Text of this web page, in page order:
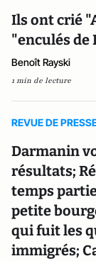
Ils ont crié
"enculés de
Benoît Rayski
1 min de lecture
REVUE DE
Darmanin
résultats;
temps
petite
qui fuit les
immigrés;